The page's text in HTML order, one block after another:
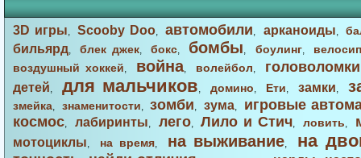
3D игры,Scooby Doo,автомобили, арканоиды,
бильярд,блек джек,бокс, бомбы, боулинг,
воздушный хоккей, война, волейбол, головоломки
детей, для мальчиков, домино, Ети, замки,
змейка, знаменитости,зомби, зума,
игровые
космос, лабиринты, лего,Лило и Стич,ловить,
мотоциклы, на время, на выживание, на